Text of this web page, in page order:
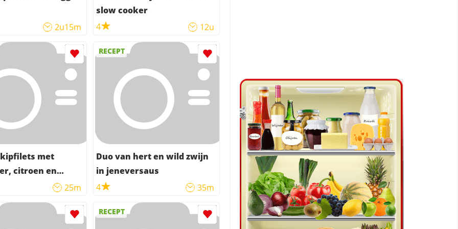
2u15m
slow cooker
4
12u
met
citroen en
25m
RECEPT
Duo van hert en wild zwijn
in jeneversaus
4
35m
RECEPT